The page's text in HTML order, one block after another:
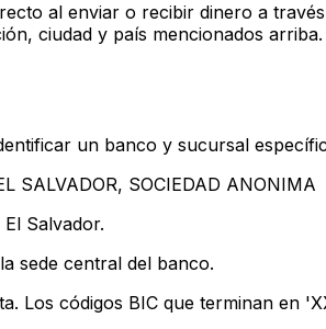
al enviar o recibir dinero a
ciudad y país mencionados
un banco y sucursal
SALVADOR, SOCIEDAD ANONIMA
Salvador.
sede central del banco.
Los códigos BIC que terminan en